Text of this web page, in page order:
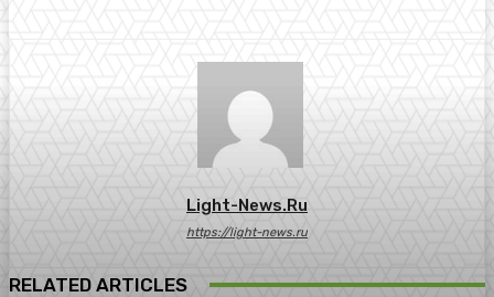
Light-News.ru
https://light-news.ru
RELATED ARTICLES